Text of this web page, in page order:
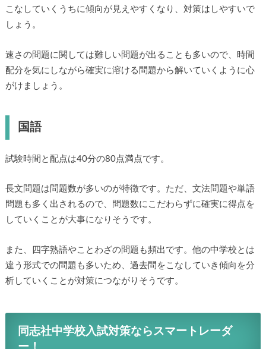
こなしていくうちに傾向が見えやすくなり、対策はしやすいで
しょう。
速さの問題に関しては難しい問題が出ることも多いので、時間
配分を気にしながら確実に溶ける問題から解いていくように心
がけましょう。
国語
試験時間と配点は40分の80点満点です。
長文問題は問題数が多いのが特徴です。ただ、文法問題や単語
問題も多く出されるので、問題数にこだわらずに確実に得点を
していくことが大事になりそうです。
また、四字熟語やことわざの問題も頻出です。他の中学校とは
違う形式での問題も多いため、過去問をこなしていき傾向を分
析していくことが対策につながりそうです。
同志社中学校入試対策ならスマートレーダ